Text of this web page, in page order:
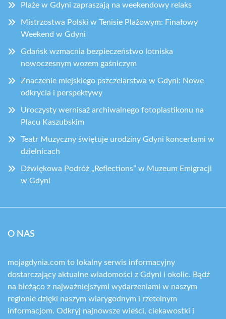
Plaże w Gdyni zapraszają na weekendowy relaks
Mistrzostwa Polski w Tenisie Plażowym: Finałowy
Weekend w Gdyni
Gdańsk wzmacnia bezpieczeństwo lotniska
nowoczesnym wozem gaśniczym
Znaczenie miejskiego pszczelarstwa w Gdyni: Nowe
odkrycia i perspektywy
Uroczysty wernisaż archiwalnego fotoplastikonu na
Placu Kaszubskim
Teatr Muzyczny świętuje urodziny Gdyni koncertami w
dzielnicach
Dźwiękowa Podróż „Reflections” w Muzeum Emigracji
w Gdyni
O NAS
mojagdynia.com to lokalny serwis informacyjny
dostarczający aktualne wiadomości z Gdyni i okolic. Bądź
na bieżąco z najważniejszymi wydarzeniami w naszym
regionie dzięki naszym wiarygodnym i rzetelnym
informacjom. Odkryj najnowsze wieści, ciekawostki i